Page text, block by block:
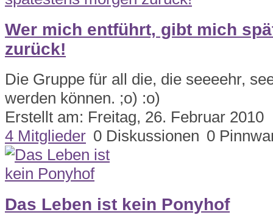
Wer mich entführt, gibt mich
zurück!
Die Gruppe für all die, die seeeehr,
werden können. ;o) :o)
Erstellt am: Freitag, 26. Februar 2010
4 Mitglieder 0 Diskussionen 0
Das Leben ist kein Ponyhof